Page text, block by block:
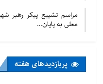
مراسم تشییع پیکر رهبر
معلی به پایان…
پربازدید‌های هفته